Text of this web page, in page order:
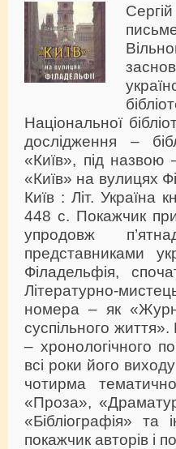
Національної
дослідження –
«Київ», під назвою
«Київ» на вулицях
Київ : Літ. Україна
448 с. Покажчик
упродовж
представниками
Філадельфія,
Літературно-
номера – як
суспільного
– хронологічного
всі роки його
чотирма
«Проза»,
«Бібліографія» та
покажчик авторів і